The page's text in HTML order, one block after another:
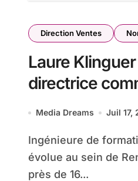
Direction Ventes
Laure
directrice
comptes de
Media Dreams Juil 17,
Ingénieure de formation, Laure Klinguer
évolue au sein de
près de 16...